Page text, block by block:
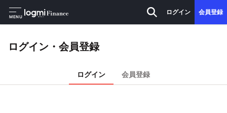
MENU
ログイン 会員登録
ログイン・会員登録
ログイン 会員登録